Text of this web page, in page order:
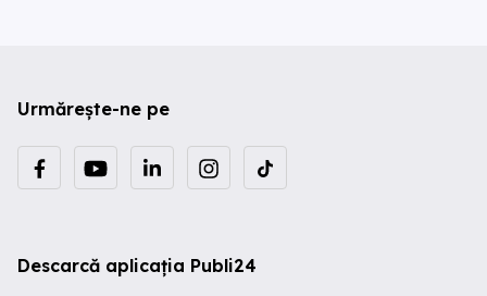
Urmărește-ne pe
Descarcă aplicația Publi24